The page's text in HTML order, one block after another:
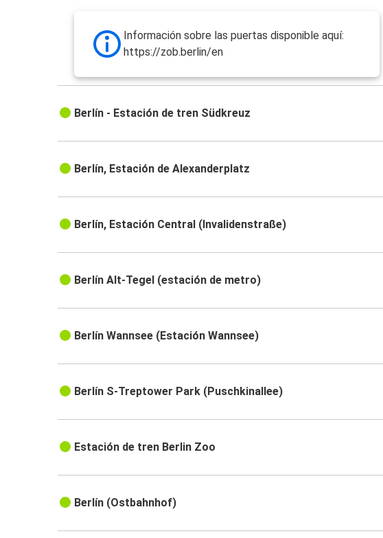
Información sobre las puertas disponible aquí:
https://zob.berlin/en
Berlín - Estación de tren Südkreuz
Berlín, Estación de Alexanderplatz
Berlín, Estación Central (Invalidenstraße)
Berlín Alt-Tegel (estación de metro)
Berlín Wannsee (Estación Wannsee)
Berlín S-Treptower Park (Puschkinallee)
Estación de tren Berlin Zoo
Berlín (Ostbahnhof)